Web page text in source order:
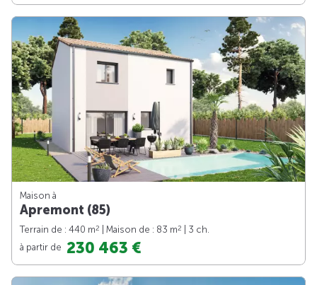
Maison à
Apremont (85)
Terrain de : 440 m2 | Maison de : 83 m2
| 3 ch.
à partir de 230 463 €